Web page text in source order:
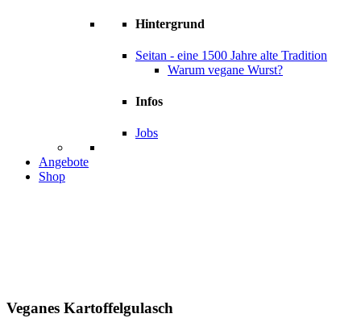
Hintergrund
Seitan - eine 1500 Jahre alte Tradition
Warum vegane Wurst?
Infos
Jobs
Angebote
Shop
Veganes Kartoffelgulasch